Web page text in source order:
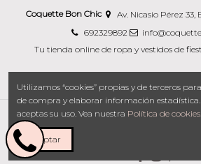
Coquette Bon Chic
Av. Nicasio Pérez
692329892
Tu tienda online de ropa y vestidos de
Utilizamos “cookies” propias y de terceros
de compra y elaborar información
aceptas su uso. Vea nuestra Política de cookies.
Aceptar